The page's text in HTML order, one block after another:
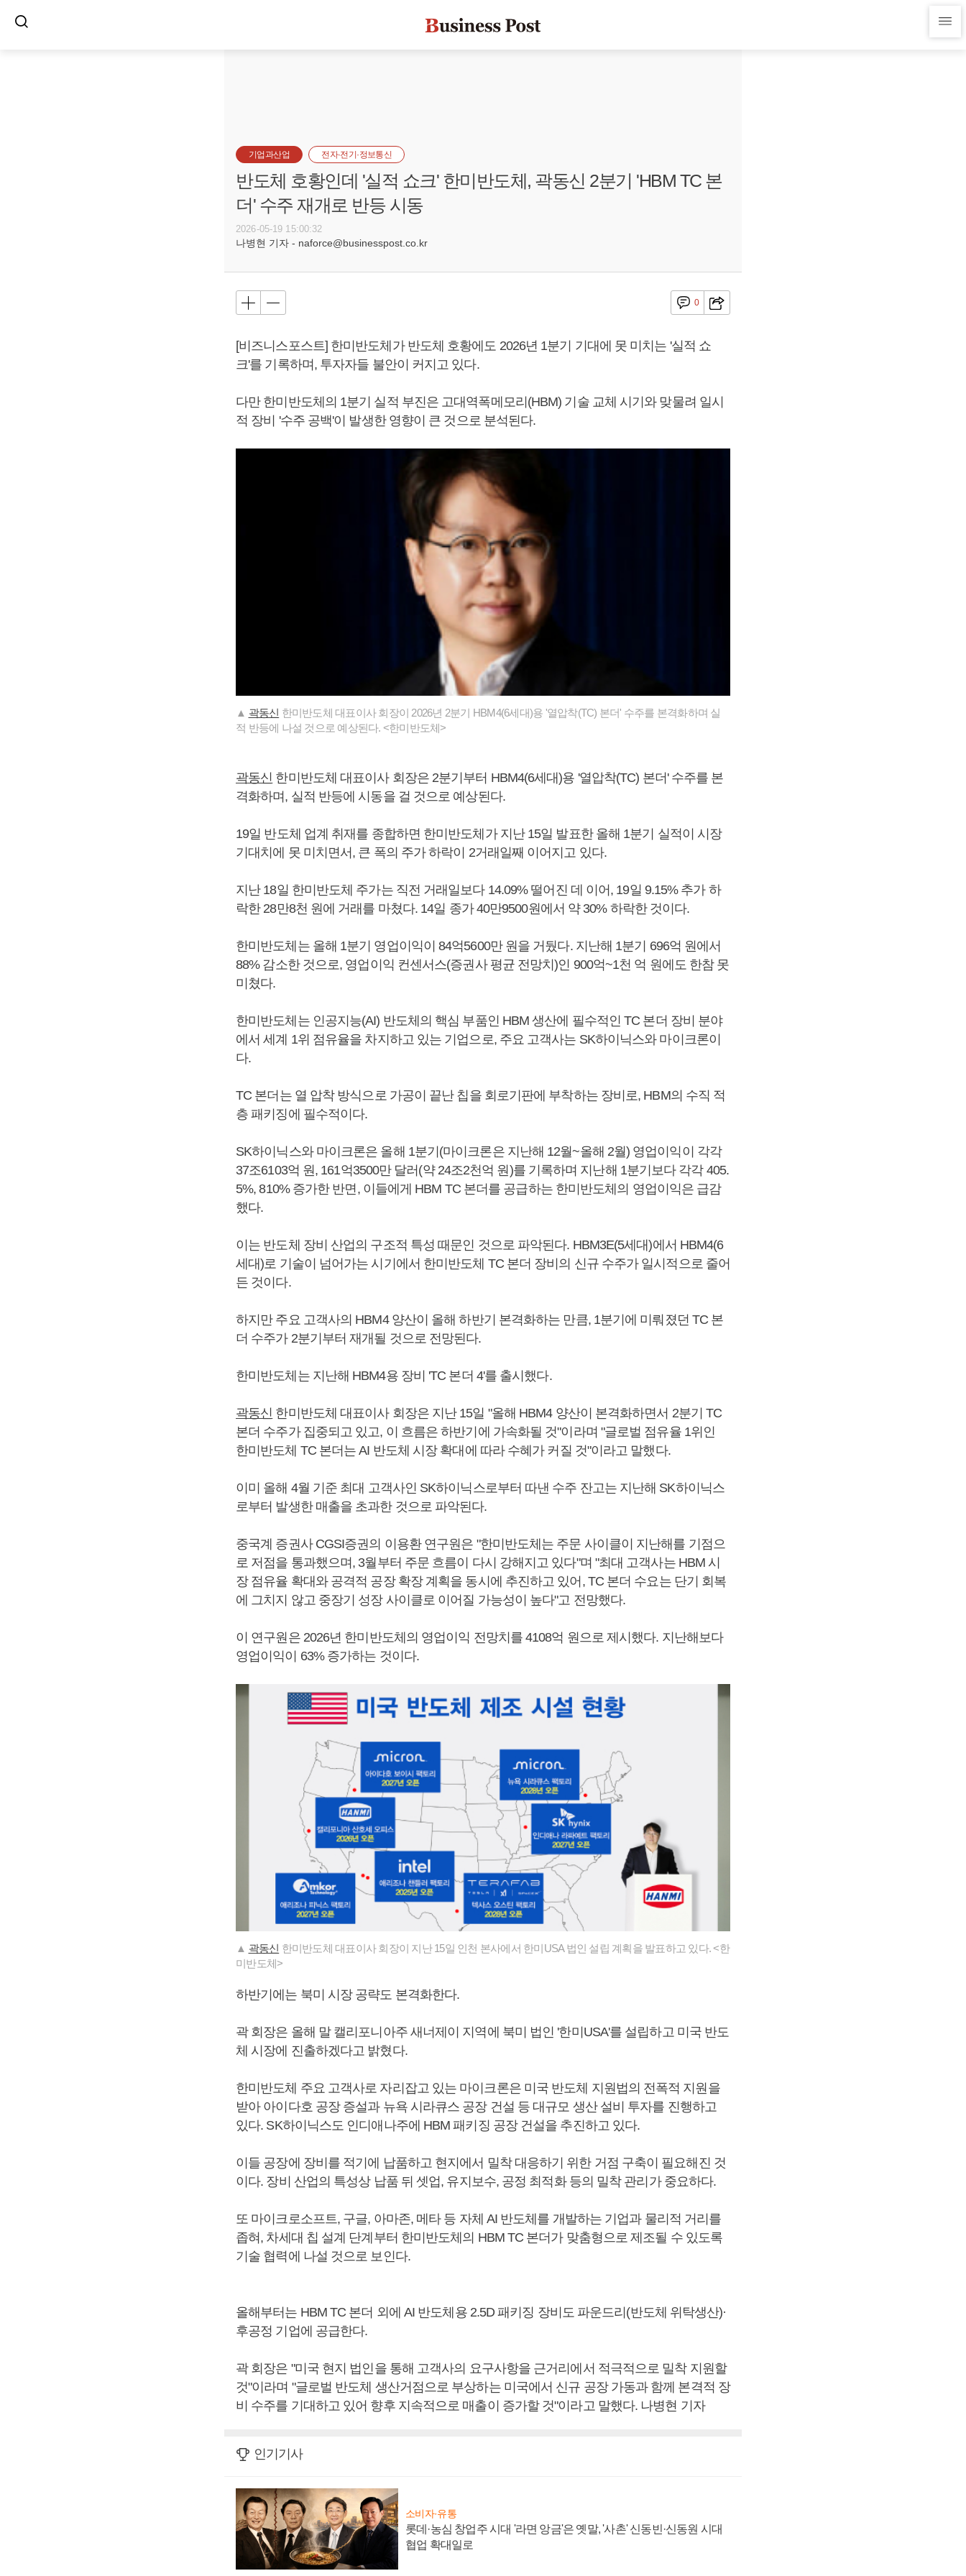
기업과산업 전자·전기·정보통신
반도체 호황인데 '실적 쇼크' 한미반도체, 곽동신 2분기 'HBM TC 본
더' 수주 재개로 반등 시동
2026-05-19 15:00:32
나병현 기자 - naforce@businesspost.co.kr
0
[비즈니스포스트] 한미반도체가 반도체 호황에도 2026년 1분기 기대에 못 미치는 '실적 쇼
크'를 기록하며, 투자자들 불안이 커지고 있다.
다만 한미반도체의 1분기 실적 부진은 고대역폭메모리(HBM) 기술 교체 시기와 맞물려 일시
적 장비 '수주 공백'이 발생한 영향이 큰 것으로 분석된다.
▲ 곽동신 한미반도체 대표이사 회장이 2026년 2분기 HBM4(6세대)용 '열압착(TC) 본더' 수주를 본격화하며 실
적 반등에 나설 것으로 예상된다. <한미반도체>
곽동신 한미반도체 대표이사 회장은 2분기부터 HBM4(6세대)용 '열압착(TC) 본더' 수주를 본
격화하며, 실적 반등에 시동을 걸 것으로 예상된다.
19일 반도체 업계 취재를 종합하면 한미반도체가 지난 15일 발표한 올해 1분기 실적이 시장
기대치에 못 미치면서, 큰 폭의 주가 하락이 2거래일째 이어지고 있다.
지난 18일 한미반도체 주가는 직전 거래일보다 14.09% 떨어진 데 이어, 19일 9.15% 추가 하
락한 28만8천 원에 거래를 마쳤다. 14일 종가 40만9500원에서 약 30% 하락한 것이다.
한미반도체는 올해 1분기 영업이익이 84억5600만 원을 거뒀다. 지난해 1분기 696억 원에서
88% 감소한 것으로, 영업이익 컨센서스(증권사 평균 전망치)인 900억~1천 억 원에도 한참 못
미쳤다.
한미반도체는 인공지능(AI) 반도체의 핵심 부품인 HBM 생산에 필수적인 TC 본더 장비 분야
에서 세계 1위 점유율을 차지하고 있는 기업으로, 주요 고객사는 SK하이닉스와 마이크론이
다.
TC 본더는 열 압착 방식으로 가공이 끝난 칩을 회로기판에 부착하는 장비로, HBM의 수직 적
층 패키징에 필수적이다.
SK하이닉스와 마이크론은 올해 1분기(마이크론은 지난해 12월~올해 2월) 영업이익이 각각
37조6103억 원, 161억3500만 달러(약 24조2천억 원)를 기록하며 지난해 1분기보다 각각 405.
5%, 810% 증가한 반면, 이들에게 HBM TC 본더를 공급하는 한미반도체의 영업이익은 급감
했다.
이는 반도체 장비 산업의 구조적 특성 때문인 것으로 파악된다. HBM3E(5세대)에서 HBM4(6
세대)로 기술이 넘어가는 시기에서 한미반도체 TC 본더 장비의 신규 수주가 일시적으로 줄어
든 것이다.
하지만 주요 고객사의 HBM4 양산이 올해 하반기 본격화하는 만큼, 1분기에 미뤄졌던 TC 본
더 수주가 2분기부터 재개될 것으로 전망된다.
한미반도체는 지난해 HBM4용 장비 'TC 본더 4'를 출시했다.
곽동신 한미반도체 대표이사 회장은 지난 15일 "올해 HBM4 양산이 본격화하면서 2분기 TC
본더 수주가 집중되고 있고, 이 흐름은 하반기에 가속화될 것"이라며 "글로벌 점유율 1위인
한미반도체 TC 본더는 AI 반도체 시장 확대에 따라 수혜가 커질 것"이라고 말했다.
이미 올해 4월 기준 최대 고객사인 SK하이닉스로부터 따낸 수주 잔고는 지난해 SK하이닉스
로부터 발생한 매출을 초과한 것으로 파악된다.
중국계 증권사 CGSI증권의 이용환 연구원은 "한미반도체는 주문 사이클이 지난해를 기점으
로 저점을 통과했으며, 3월부터 주문 흐름이 다시 강해지고 있다"며 "최대 고객사는 HBM 시
장 점유율 확대와 공격적 공장 확장 계획을 동시에 추진하고 있어, TC 본더 수요는 단기 회복
에 그치지 않고 중장기 성장 사이클로 이어질 가능성이 높다"고 전망했다.
이 연구원은 2026년 한미반도체의 영업이익 전망치를 4108억 원으로 제시했다. 지난해보다
영업이익이 63% 증가하는 것이다.
▲ 곽동신 한미반도체 대표이사 회장이 지난 15일 인천 본사에서 한미USA 법인 설립 계획을 발표하고 있다. <한
미반도체>
하반기에는 북미 시장 공략도 본격화한다.
곽 회장은 올해 말 캘리포니아주 새너제이 지역에 북미 법인 '한미USA'를 설립하고 미국 반도
체 시장에 진출하겠다고 밝혔다.
한미반도체 주요 고객사로 자리잡고 있는 마이크론은 미국 반도체 지원법의 전폭적 지원을
받아 아이다호 공장 증설과 뉴욕 시라큐스 공장 건설 등 대규모 생산 설비 투자를 진행하고
있다. SK하이닉스도 인디애나주에 HBM 패키징 공장 건설을 추진하고 있다.
이들 공장에 장비를 적기에 납품하고 현지에서 밀착 대응하기 위한 거점 구축이 필요해진 것
이다. 장비 산업의 특성상 납품 뒤 셋업, 유지보수, 공정 최적화 등의 밀착 관리가 중요하다.
또 마이크로소프트, 구글, 아마존, 메타 등 자체 AI 반도체를 개발하는 기업과 물리적 거리를
좁혀, 차세대 칩 설계 단계부터 한미반도체의 HBM TC 본더가 맞춤형으로 제조될 수 있도록
기술 협력에 나설 것으로 보인다.
올해부터는 HBM TC 본더 외에 AI 반도체용 2.5D 패키징 장비도 파운드리(반도체 위탁생산)·
후공정 기업에 공급한다.
곽 회장은 "미국 현지 법인을 통해 고객사의 요구사항을 근거리에서 적극적으로 밀착 지원할
것"이라며 "글로벌 반도체 생산거점으로 부상하는 미국에서 신규 공장 가동과 함께 본격적 장
비 수주를 기대하고 있어 향후 지속적으로 매출이 증가할 것"이라고 말했다. 나병현 기자
인기기사
소비자·유통
롯데·농심 창업주 시대 '라면 앙금'은 옛말, '사촌' 신동빈·신동원 시대
협업 확대일로